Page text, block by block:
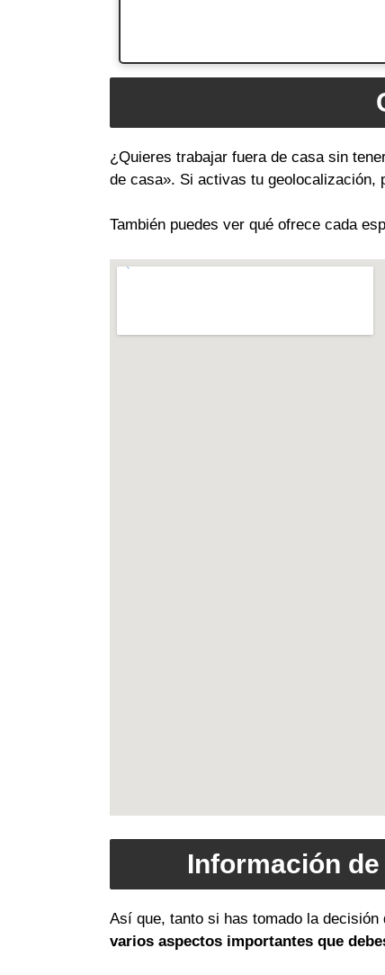
¿Quieres trabajar fuera de casa sin
de casa». Si activas tu geolocalización,
También puedes ver qué ofrece cada
Información
Así que, tanto si has tomado la
varios aspectos importantes que